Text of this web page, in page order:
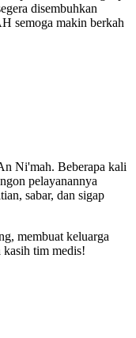
disembuhkan
semoga makin berkah
Ni'mah. Beberapa kali
pelayanannya
sabar, dan sigap
membuat keluarga
kasih tim medis!